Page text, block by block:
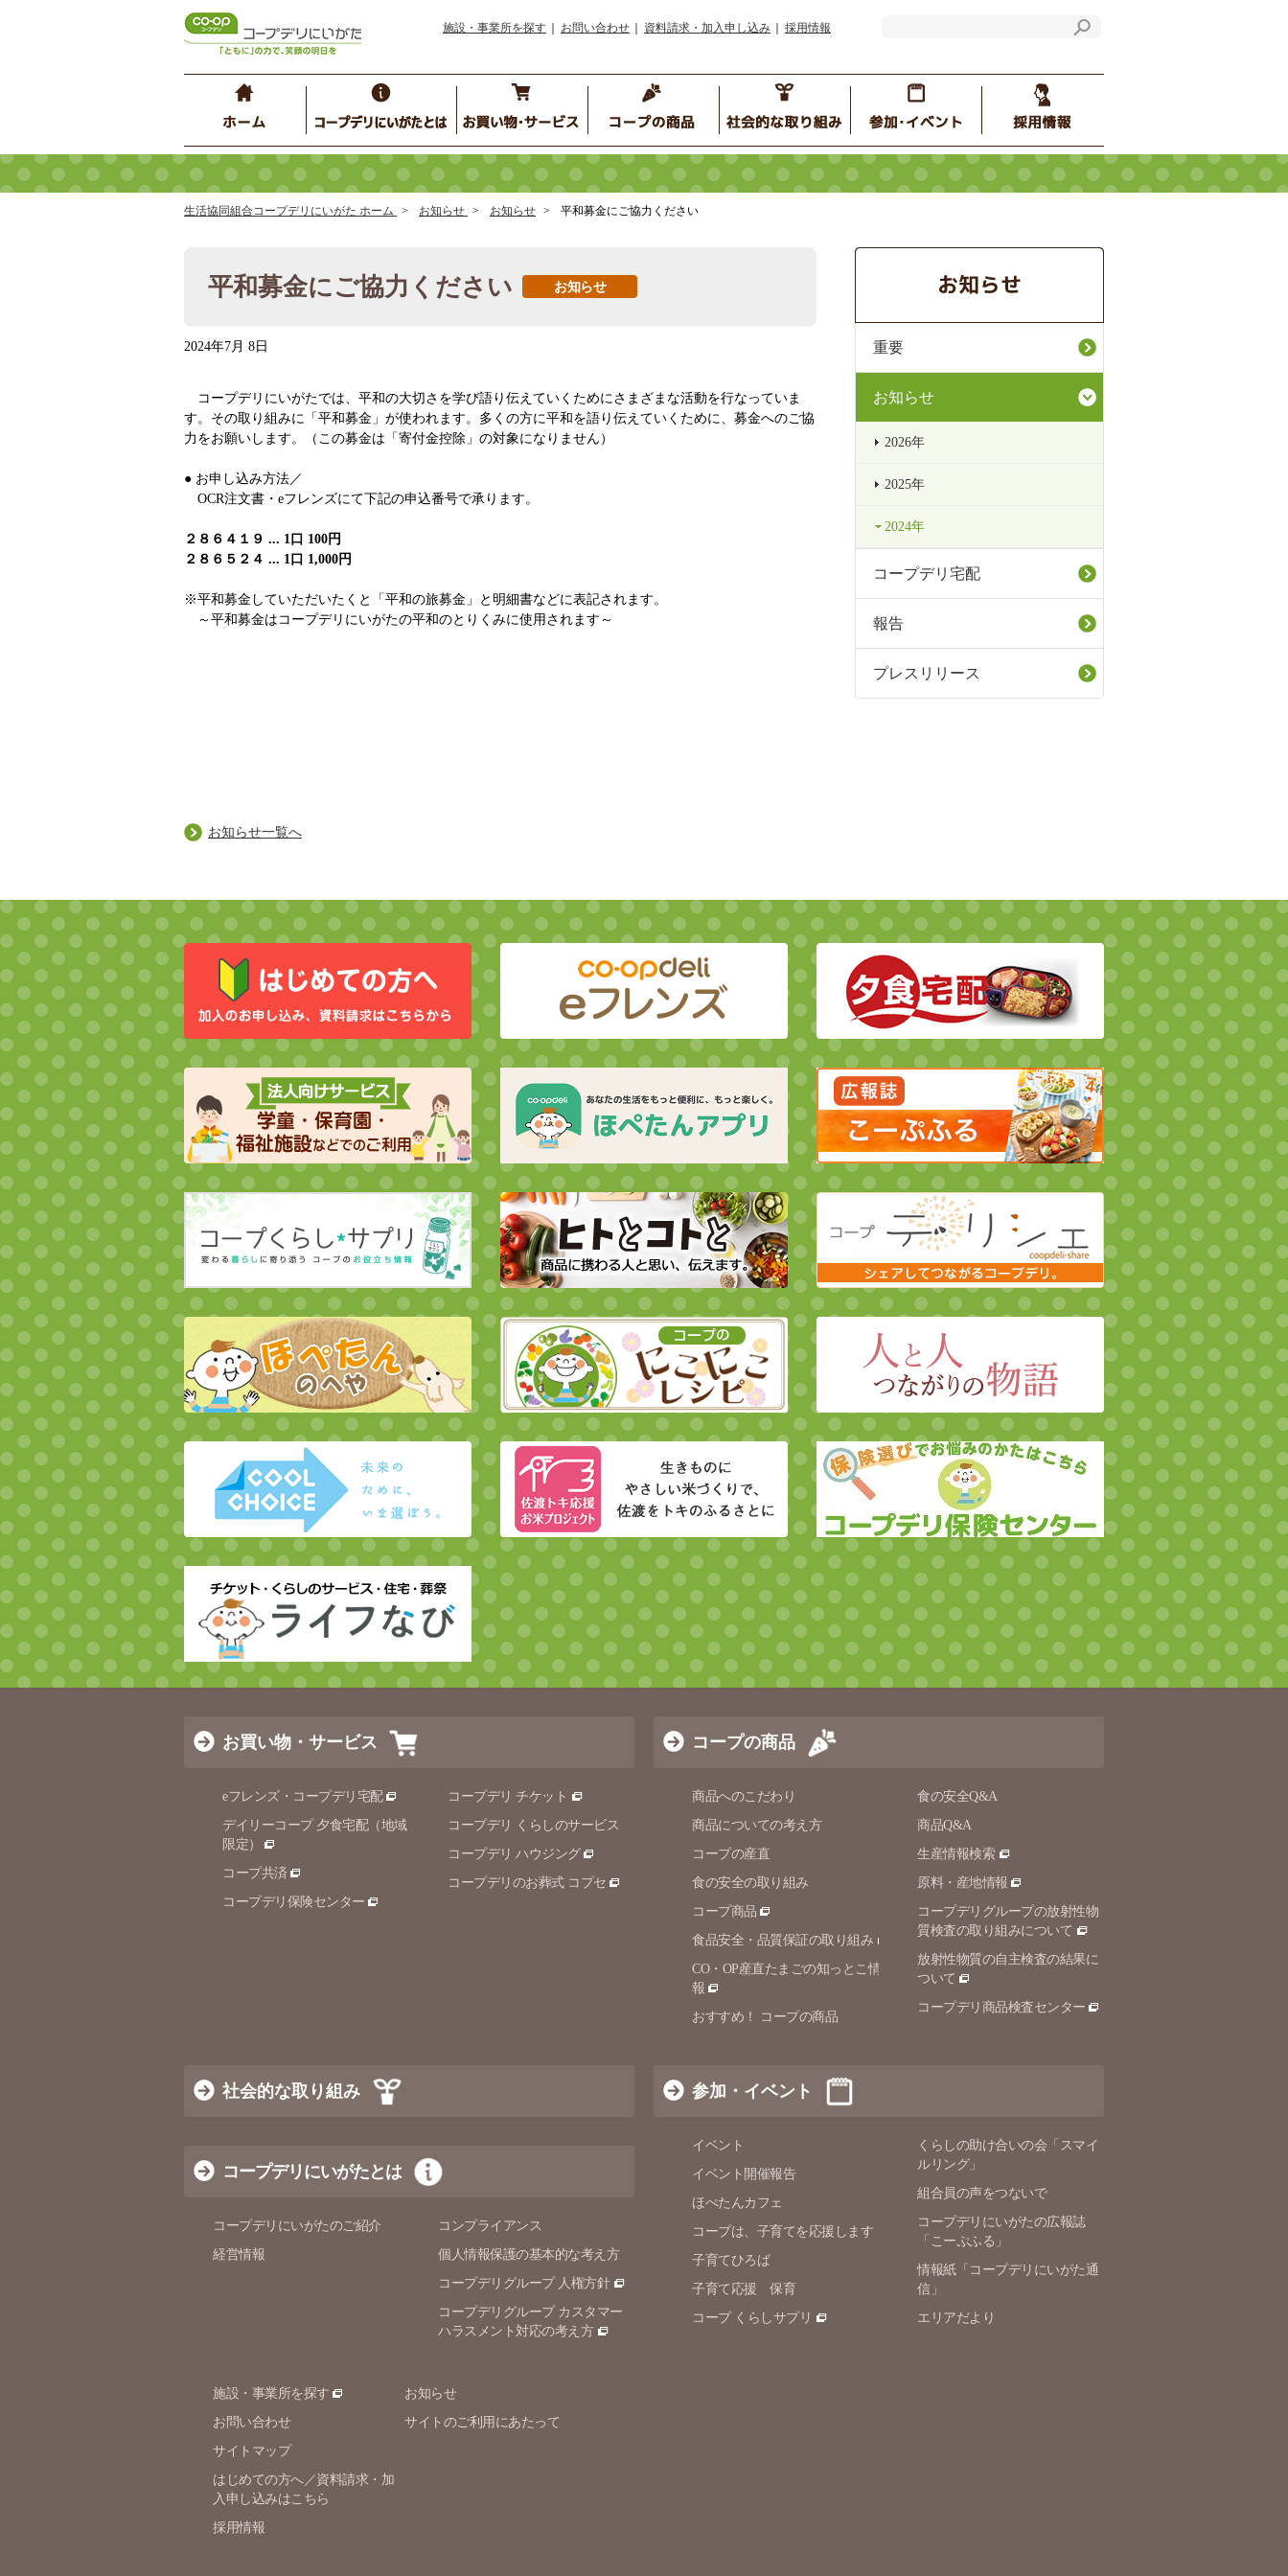
施設・事業所を探す お問い合わせ 資料請求・加入申し込み 採用情報
生活協同組合コープデリにいがた ホーム お知らせ お知らせ 平和募金にご協力ください
平和募金にご協力ください お知らせ
2024年7月 8日
コープデリにいがたでは、平和の大切さを学び語り伝えていくためにさまざまな活動を行なっていま
す。その取り組みに「平和募金」が使われます。多くの方に平和を語り伝えていくために、募金へのご協
力をお願いします。（この募金は「寄付金控除」の対象になりません）
● お申し込み方法／
OCR注文書・eフレンズにて下記の申込番号で承ります。
２８６４１９ ... 1口 100円
２８６５２４ ... 1口 1,000円
※平和募金していただいたくと「平和の旅募金」と明細書などに表記されます。
～平和募金はコープデリにいがたの平和のとりくみに使用されます～
お知らせ一覧へ
重要
お知らせ
2026年
2025年
2024年
コープデリ宅配
報告
プレスリリース
お買い物・サービス
eフレンズ・コープデリ宅配
デイリーコープ 夕食宅配（地域
限定）
コープ共済
コープデリ保険センター
コープデリ チケット
コープデリ くらしのサービス
コープデリ ハウジング
コープデリのお葬式 コプセ
コープの商品
商品へのこだわり
商品についての考え方
コープの産直
食の安全の取り組み
コープ商品
食品安全・品質保証の取り組み
CO・OP産直たまごの知っとこ情
報
おすすめ！ コープの商品
食の安全Q&A
商品Q&A
生産情報検索
原料・産地情報
コープデリグループの放射性物
質検査の取り組みについて
放射性物質の自主検査の結果に
ついて
コープデリ商品検査センター
社会的な取り組み
コープデリにいがたとは
コープデリにいがたのご紹介
経営情報
コンプライアンス
個人情報保護の基本的な考え方
コープデリグループ 人権方針
コープデリグループ カスタマー
ハラスメント対応の考え方
参加・イベント
イベント
イベント開催報告
ほぺたんカフェ
コープは、子育てを応援します
子育てひろば
子育て応援 保育
コープ くらしサプリ
くらしの助け合いの会「スマイ
ルリング」
組合員の声をつないで
コープデリにいがたの広報誌
「こーぷふる」
情報紙「コープデリにいがた通
信」
エリアだより
施設・事業所を探す
お問い合わせ
サイトマップ
はじめての方へ／資料請求・加
入申し込みはこちら
採用情報
お知らせ
サイトのご利用にあたって